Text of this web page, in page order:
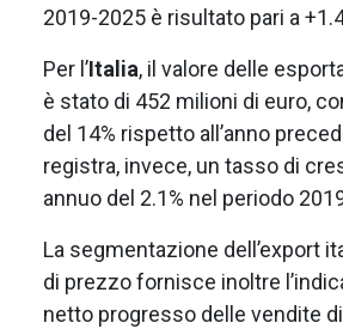
2019-2025 è risultato pari a
Per l’Italia, il valore delle
è stato di 452 milioni di euro,
del 14% rispetto all’anno
registra, invece, un tasso di
annuo del 2.1% nel periodo
La segmentazione dell’export
di prezzo fornisce inoltre
netto progresso delle vendite